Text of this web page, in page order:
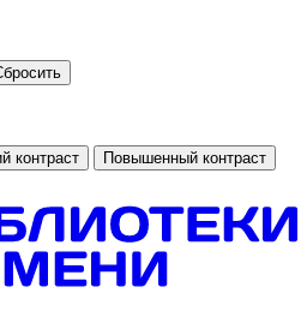
контраст
Повышенный контраст